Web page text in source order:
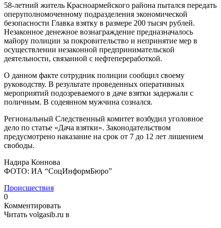
58-летний житель Красноармейского района пытался передать
оперуполномоченному подразделения экономической
безопасности Главка взятку в размере 200 тысяч рублей.
Незаконное денежное вознаграждение предназначалось
майору полиции за покровительство и непринятие мер в
осуществлении незаконной предпринимательской
деятельности, связанной с нефтепереработкой.
О данном факте сотрудник полиции сообщил своему
руководству. В результате проведенных оперативных
мероприятий подозреваемого в даче взятки задержали с
поличным. В содеянном мужчина сознался.
Региональный Следственный комитет возбудил уголовное
дело по статье «Дача взятки». Законодательством
предусмотрено наказание на срок от 7 до 12 лет лишением
свободы.
Надира Коннова
ФОТО: ИА “СоцИнформБюро”
Происшествия
0
Комментировать
Читать volgasib.ru в